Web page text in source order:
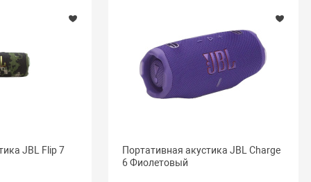
JBL Flip 7
Портативная акустика JBL Charge
6 Фиолетовый